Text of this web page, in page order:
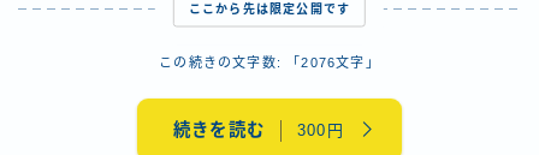
ここから先は限定公開です
この続きの文字数: 「2076文字」
続きを読む 300円